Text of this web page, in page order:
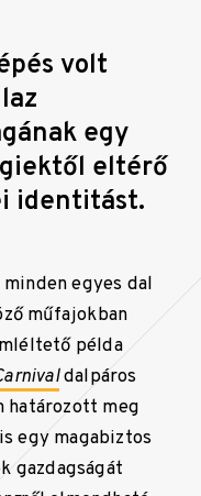
volt
egy
eltérő
identitást.
egyes dal
műfajokban
példa
dalpáros
határozott meg
egy magabiztos
gazdagságát